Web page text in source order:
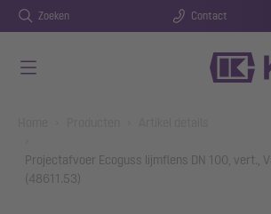
Zoeken Contact
Projectafvoer Ecoguss lijmflens DN 100, vert.,
(48611.53)